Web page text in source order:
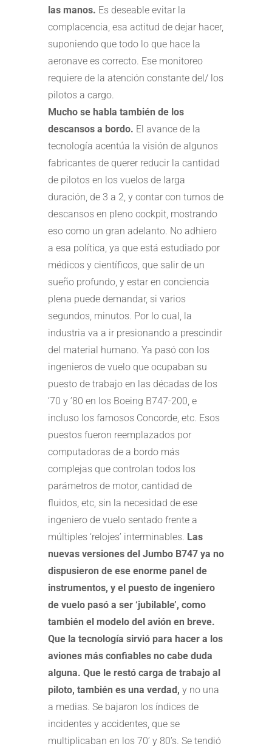
las manos. Es deseable evitar la
complacencia, esa actitud de dejar hacer,
suponiendo que todo lo que hace la
aeronave es correcto. Ese monitoreo
requiere de la atención constante del/ los
pilotos a cargo.
Mucho se habla también de los
descansos a bordo. El avance de la
tecnología acentúa la visión de algunos
fabricantes de querer reducir la cantidad
de pilotos en los vuelos de larga
duración, de 3 a 2, y contar con turnos de
descansos en pleno cockpit, mostrando
eso como un gran adelanto. No adhiero
a esa política, ya que está estudiado por
médicos y científicos, que salir de un
sueño profundo, y estar en conciencia
plena puede demandar, si varios
segundos, minutos. Por lo cual, la
industria va a ir presionando a prescindir
del material humano. Ya pasó con los
ingenieros de vuelo que ocupaban su
puesto de trabajo en las décadas de los
’70 y ’80 en los Boeing B747-200, e
incluso los famosos Concorde, etc. Esos
puestos fueron reemplazados por
computadoras de a bordo más
complejas que controlan todos los
parámetros de motor, cantidad de
fluidos, etc, sin la necesidad de ese
ingeniero de vuelo sentado frente a
múltiples ‘relojes’ interminables. Las
nuevas versiones del Jumbo B747 ya no
dispusieron de ese enorme panel de
instrumentos, y el puesto de ingeniero
de vuelo pasó a ser ‘jubilable’, como
también el modelo del avión en breve.
Que la tecnología sirvió para hacer a los
aviones más confiables no cabe duda
alguna. Que le restó carga de trabajo al
piloto, también es una verdad, y no una
a medias. Se bajaron los índices de
incidentes y accidentes, que se
multiplicaban en los 70’ y 80’s. Se tendió